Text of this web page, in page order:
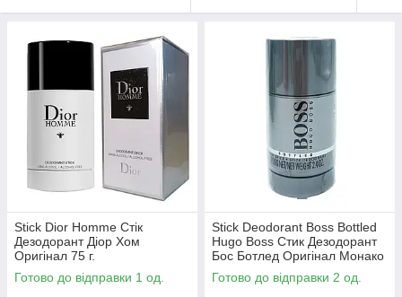
Stick Dior Homme Стік
Дезодорант Діор Хом
Оригінал 75 г.
Готово до відправки 1 од.
Stick Deodorant Boss Bottled
Hugo Boss Стик Дезодорант
Бос Ботлед Оригінал Монако
Готово до відправки 2 од.